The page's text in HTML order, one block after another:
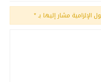
الإلزامية مشار إليها بـ*